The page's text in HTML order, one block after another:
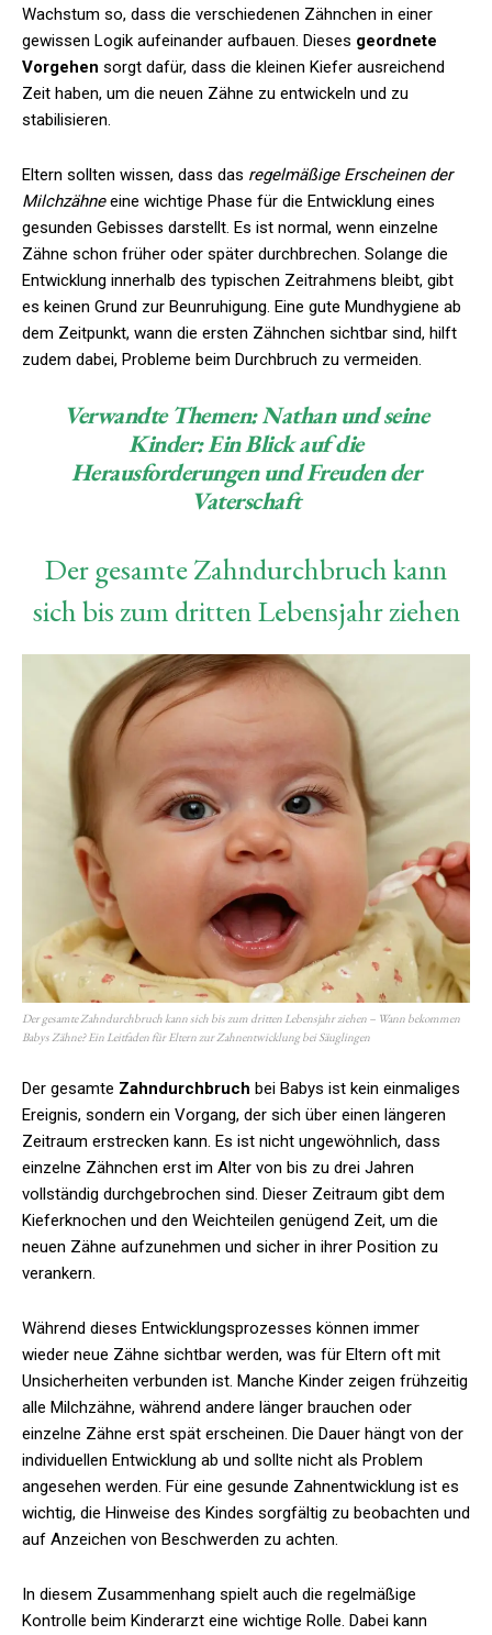
Wachstum so, dass die verschiedenen Zähnchen in einer
gewissen Logik aufeinander aufbauen. Dieses geordnete
Vorgehen sorgt dafür, dass die kleinen Kiefer ausreichend
Zeit haben, um die neuen Zähne zu entwickeln und zu
stabilisieren.
Eltern sollten wissen, dass das regelmäßige Erscheinen der
Milchzähneeine wichtige Phase für die Entwicklung eines
gesunden Gebisses darstellt. Es ist normal, wenn einzelne
Zähne schon früher oder später durchbrechen. Solange die
Entwicklung innerhalb des typischen Zeitrahmens bleibt, gibt
es keinen Grund zur Beunruhigung. Eine gute Mundhygiene ab
dem Zeitpunkt, wann die ersten Zähnchen sichtbar sind, hilft
zudem dabei, Probleme beim Durchbruch zu vermeiden.
Verwandte Themen:Nathan und seine
Kinder: Ein Blick auf die
Herausforderungen und Freuden der
Vaterschaft
Der gesamte Zahndurchbruch kann
sich bis zum dritten Lebensjahr ziehen
Der gesamte Zahndurchbruch kann sich bis zum dritten Lebensjahr ziehen – Wann bekommen
Babys Zähne? Ein Leitfaden für Eltern zur Zahnentwicklung bei Säuglingen
Der gesamte Zahndurchbruch bei Babys ist kein einmaliges
Ereignis, sondern ein Vorgang, der sich über einen längeren
Zeitraum erstrecken kann. Es ist nicht ungewöhnlich, dass
einzelne Zähnchen erst im Alter von bis zu drei Jahren
vollständig durchgebrochen sind. Dieser Zeitraum gibt dem
Kieferknochen und den Weichteilen genügend Zeit, um die
neuen Zähne aufzunehmen und sicher in ihrer Position zu
verankern.
Während dieses Entwicklungsprozesses können immer
wieder neue Zähne sichtbar werden, was für Eltern oft mit
Unsicherheiten verbunden ist. Manche Kinder zeigen frühzeitig
alle Milchzähne, während andere länger brauchen oder
einzelne Zähne erst spät erscheinen. Die Dauer hängt von der
individuellen Entwicklung ab und sollte nicht als Problem
angesehen werden. Für eine gesunde Zahnentwicklung ist es
wichtig, die Hinweise des Kindes sorgfältig zu beobachten und
auf Anzeichen von Beschwerden zu achten.
In diesem Zusammenhang spielt auch die regelmäßige
Kontrolle beim Kinderarzt eine wichtige Rolle. Dabei kann